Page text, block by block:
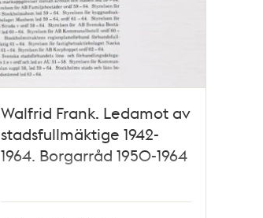
Walfrid Frank. Ledamot av
stadsfullmäktige 1942-
1964. Borgarråd 1950-1964